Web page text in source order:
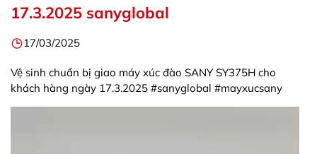
17.3.2025 sanyglobal
17/03/2025
Vệ sinh chuẩn bị giao máy xúc đào SANY SY375H cho
khách hàng ngày 17.3.2025 #sanyglobal #mayxucsany